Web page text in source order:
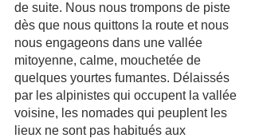
de suite. Nous nous trompons de piste
dès que nous quittons la route et nous
nous engageons dans une vallée
mitoyenne, calme, mouchetée de
quelques yourtes fumantes. Délaissés
par les alpinistes qui occupent la vallée
voisine, les nomades qui peuplent les
lieux ne sont pas habitués aux